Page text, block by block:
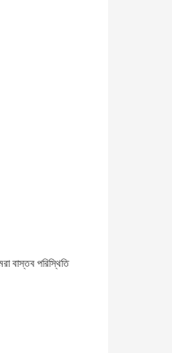
বাস্তব পরিস্থিতি